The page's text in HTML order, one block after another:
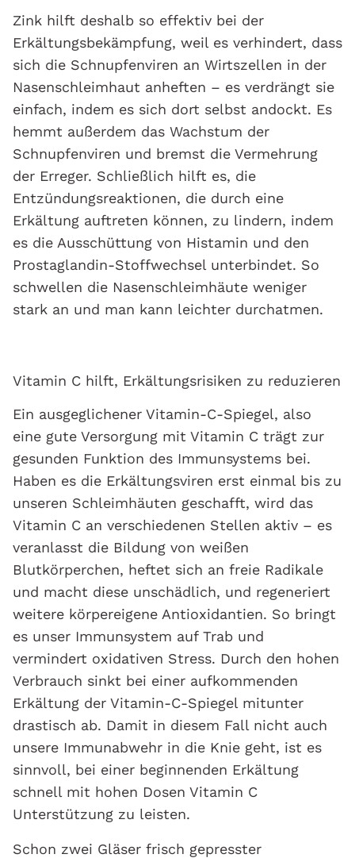
Zink hilft deshalb so effektiv bei der
Erkältungsbekämpfung, weil es verhindert, dass
sich die Schnupfenviren an Wirtszellen in der
Nasenschleimhaut anheften – es verdrängt sie
einfach, indem es sich dort selbst andockt. Es
hemmt außerdem das Wachstum der
Schnupfenviren und bremst die Vermehrung
der Erreger. Schließlich hilft es, die
Entzündungsreaktionen, die durch eine
Erkältung auftreten können, zu lindern, indem
es die Ausschüttung von Histamin und den
Prostaglandin-Stoffwechsel unterbindet. So
schwellen die Nasenschleimhäute weniger
stark an und man kann leichter durchatmen.
Vitamin C hilft, Erkältungsrisiken zu reduzieren
Ein ausgeglichener Vitamin-C-Spiegel, also
eine gute Versorgung mit Vitamin C trägt zur
gesunden Funktion des Immunsystems bei.
Haben es die Erkältungsviren erst einmal bis zu
unseren Schleimhäuten geschafft, wird das
Vitamin C an verschiedenen Stellen aktiv – es
veranlasst die Bildung von weißen
Blutkörperchen, heftet sich an freie Radikale
und macht diese unschädlich, und regeneriert
weitere körpereigene Antioxidantien. So bringt
es unser Immunsystem auf Trab und
vermindert oxidativen Stress. Durch den hohen
Verbrauch sinkt bei einer aufkommenden
Erkältung der Vitamin-C-Spiegel mitunter
drastisch ab. Damit in diesem Fall nicht auch
unsere Immunabwehr in die Knie geht, ist es
sinnvoll, bei einer beginnenden Erkältung
schnell mit hohen Dosen Vitamin C
Unterstützung zu leisten.
Schon zwei Gläser frisch gepresster